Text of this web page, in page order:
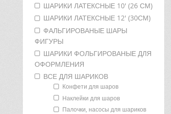
ШАРИКИ ЛАТЕКСНЫЕ 10' (26 СМ)
ШАРИКИ ЛАТЕКСНЫЕ 12' (30СМ)
ФАЛЬГИРОВАНЫЕ ШАРЫ
ФИГУРЫ
ШАРИКИ ФОЛЬГИРОВАНЫЕ ДЛЯ
ОФОРМЛЕНИЯ
ВСЕ ДЛЯ ШАРИКОВ
Конфети для шаров
Наклейки для шаров
Палочки, насосы для шариков